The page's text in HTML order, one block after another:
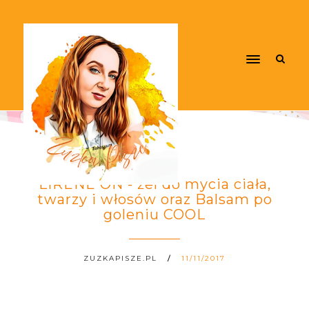
LIRENE ON - żel do mycia ciała,
twarzy i włosów oraz Balsam po
goleniu COOL
ZUZKAPISZE.PL 11/11/2017